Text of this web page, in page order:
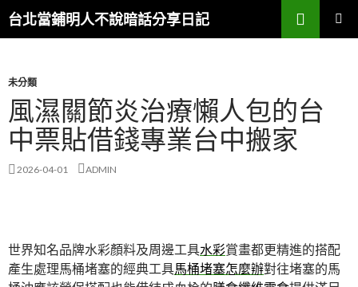
台北當鋪明人不說暗話分享日記
搜
尋
容
未分類
風濕關節炎治療懶人包的台
中票貼借錢專業台中搬家
2026-04-01 ADMIN
世界知名品牌水彩顏料及周邊工具水彩賞畫都更精進的搭配
產生處理馬桶堵塞的經典工具馬桶堵塞怎麼辦對往堵塞的馬